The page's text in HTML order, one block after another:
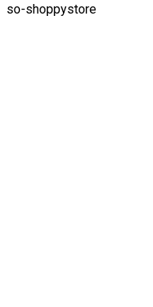
so-shoppystore